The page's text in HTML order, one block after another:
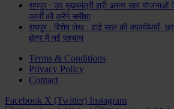
रायपुर : उप मुख्यमंत्री श्री अरुण साव योजनाओं
कार्यों की करेंगे समीक्षा
रायपुर : विशेष लेख : ढाई साल की उपलब्धियाँ-
क्षेत्र में नई पहचान
Terms & Conditions
Privacy Policy
Contact
Facebook X (Twitter) Instagram